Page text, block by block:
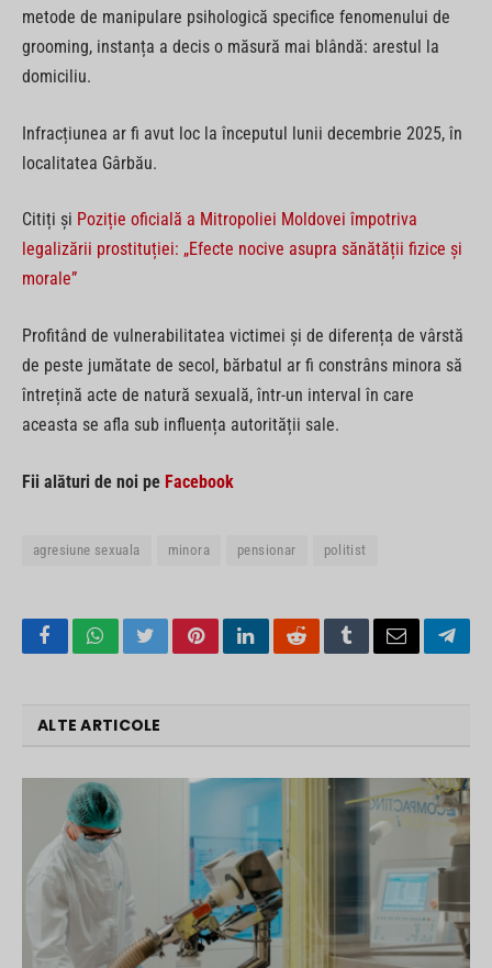
metode de manipulare psihologică specifice fenomenului de
grooming, instanța a decis o măsură mai blândă: arestul la
domiciliu.
Infracțiunea ar fi avut loc la începutul lunii decembrie 2025, în
localitatea Gârbău.
Citiți și Poziție oficială a Mitropoliei Moldovei împotriva
legalizării prostituției: „Efecte nocive asupra sănătății fizice și
morale”
Profitând de vulnerabilitatea victimei și de diferența de vârstă
de peste jumătate de secol, bărbatul ar fi constrâns minora să
întrețină acte de natură sexuală, într-un interval în care
aceasta se afla sub influența autorității sale.
Fii alături de noi pe Facebook
agresiune sexuala minora pensionar politist
FacebookWhatsApp
TwitterPinterestLinkedInRedditTumblrEmail
ALTE ARTICOLE